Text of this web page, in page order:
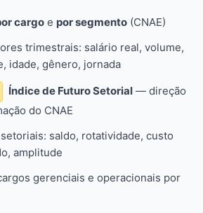
cargo e por segmento (CNAE)
trimestrais: salário real, volume,
idade, gênero, jornada
Índice de Futuro Setorial — direção
do CNAE
saldo, rotatividade, custo
amplitude
gerenciais e operacionais por